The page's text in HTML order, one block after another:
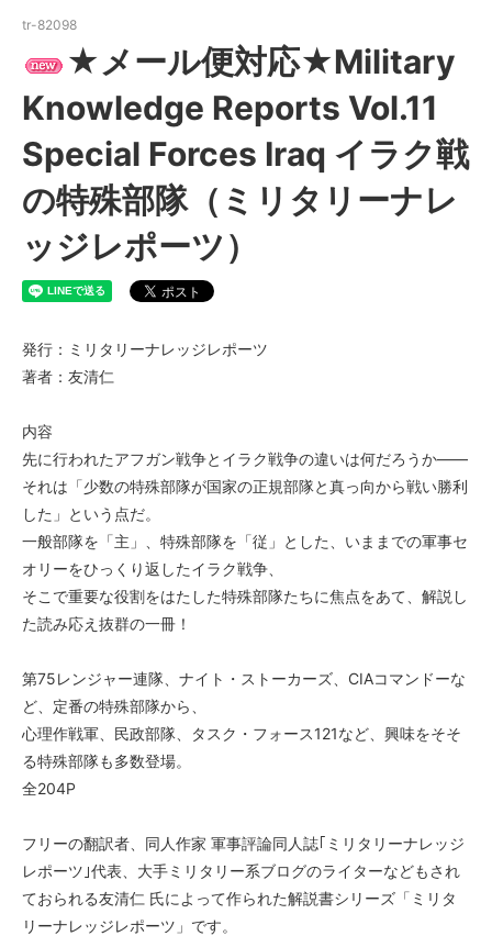
tr-82098
★メール便対応★Military
Knowledge Reports Vol.11
Special Forces Iraq イラク戦
の特殊部隊（ミリタリーナレ
ッジレポーツ）
発行：ミリタリーナレッジレポーツ
著者：友清仁
内容
先に行われたアフガン戦争とイラク戦争の違いは何だろうか――
それは「少数の特殊部隊が国家の正規部隊と真っ向から戦い勝利
した」という点だ。
一般部隊を「主」、特殊部隊を「従」とした、いままでの軍事セ
オリーをひっくり返したイラク戦争、
そこで重要な役割をはたした特殊部隊たちに焦点をあて、解説し
た読み応え抜群の一冊！
第75レンジャー連隊、ナイト・ストーカーズ、CIAコマンドーな
ど、定番の特殊部隊から、
心理作戦軍、民政部隊、タスク・フォース121など、興味をそそ
る特殊部隊も多数登場。
全204P
フリーの翻訳者、同人作家 軍事評論同人誌｢ミリタリーナレッジ
レポーツ｣代表、大手ミリタリー系ブログのライターなどもされ
ておられる友清仁 氏によって作られた解説書シリーズ「ミリタ
リーナレッジレポーツ」です。